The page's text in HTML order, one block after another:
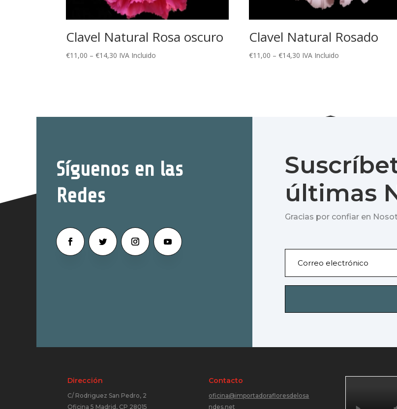
Clavel Natural Rosa oscuro
€11,00 –€14,30 IVA Incluido
Clavel Natural Rosado
€11,00 – €14,30 IVA Incluido
Síguenos en las
Redes
últimas
Gracias por confiar en
Dirección
C/ Rodriguez San Pedro, 2
Oficina 5 Madrid, CP 28015
Contacto
oficina@importadorafloresdelosa
ndes.net